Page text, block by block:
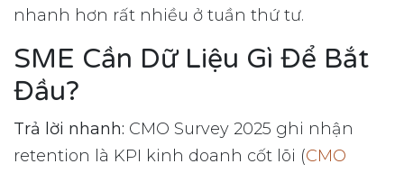
nhanh hơn rất nhiều ở tuần thứ tư.
SME Cần Dữ Liệu Gì Để Bắt
Đầu?
Trả lời nhanh: CMO Survey 2025 ghi nhận
retention là KPI kinh doanh cốt lõi (CMO